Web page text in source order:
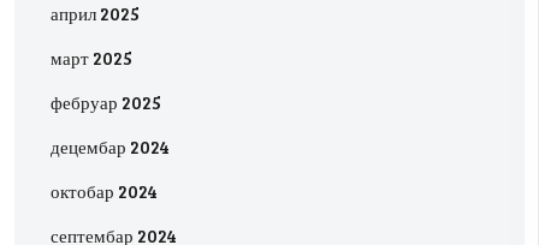
април 2025
март 2025
фебруар 2025
децембар 2024
октобар 2024
септембар 2024